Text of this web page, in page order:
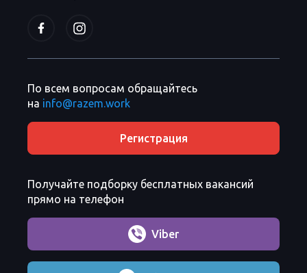
По всем вопросам обращайтесь
на info@razem.work
Регистрация
Получайте подборку бесплатных вакансий
прямо на телефон
Viber